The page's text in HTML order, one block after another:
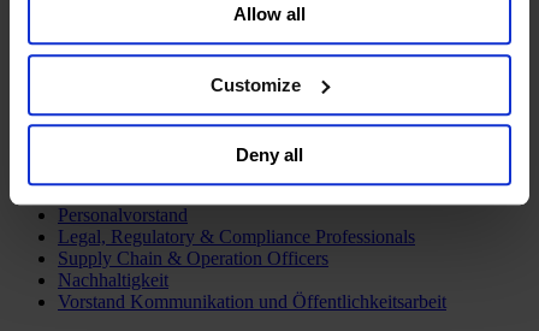
Sell or Share My Personal Information” in the footer of
the website. You must opt-out of each device and each
browser. For additional information and retention terms
general collection and use of personal information see
Allow all
Customize
Deny all
Change
Funktionen
Vorstandsvorsitzende
Finanzvorstand
Diversität, Gleichberechtigung und Inklusion
Marketing und Sales
Personalvorstand
Legal, Regulatory & Compliance Professionals
Supply Chain & Operation Officers
Nachhaltigkeit
Vorstand Kommunikation und Öffentlichkeitsarbeit